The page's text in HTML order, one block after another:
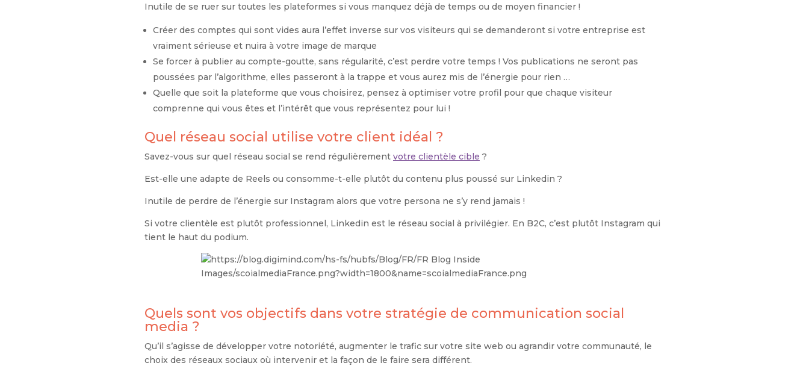
Inutile de se ruer sur toutes les plateformes si vous manquez déjà de temps ou de moyen financier !
Créer des comptes qui sont vides aura l’effet inverse sur vos visiteurs qui se demanderont si votre entreprise est
vraiment sérieuse et nuira à votre image de marque
Se forcer à publier au compte-goutte, sans régularité, c’est perdre votre temps ! Vos publications ne seront pas
poussées par l’algorithme, elles passeront à la trappe et vous aurez mis de l’énergie pour rien …
Quelle que soit la plateforme que vous choisirez, pensez à optimiser votre profil pour que chaque visiteur
comprenne qui vous êtes et l’intérêt que vous représentez pour lui !
Quel réseau social utilise votre client idéal ?
Savez-vous sur quel réseau social se rend régulièrement votre clientèle cible ?
Est-elle une adapte de Reels ou consomme-t-elle plutôt du contenu plus poussé sur Linkedin ?
Inutile de perdre de l’énergie sur Instagram alors que votre persona ne s’y rend jamais !
Si votre clientèle est plutôt professionnel, Linkedin est le réseau social à privilégier. En B2C, c’est plutôt Instagram qui
tient le haut du podium.
Quels sont vos objectifs dans votre stratégie de communication social
media ?
Qu’il s’agisse de développer votre notoriété, augmenter le trafic sur votre site web ou agrandir votre communauté, le
choix des réseaux sociaux où intervenir et la façon de le faire sera différent.